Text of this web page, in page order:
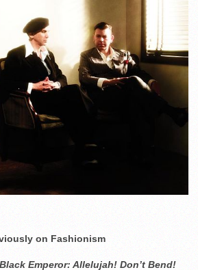
on Fashionism
Emperor: Allelujah! Don’t Bend!